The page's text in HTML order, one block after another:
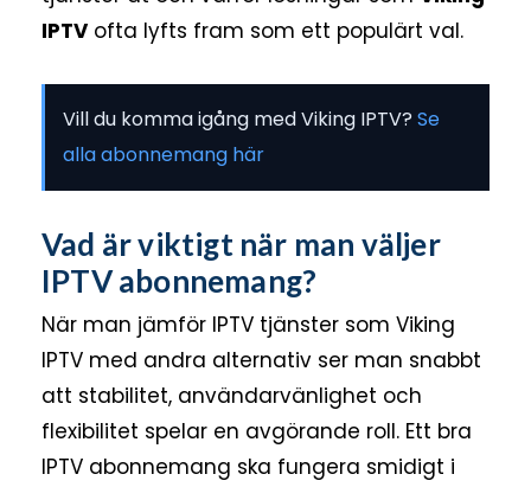
IPTV ofta lyfts fram som ett populärt val.
Vill du komma igång med Viking IPTV? Se
alla abonnemang här
Vad är viktigt när man väljer
IPTV abonnemang?
När man jämför IPTV tjänster som Viking
IPTV med andra alternativ ser man snabbt
att stabilitet, användarvänlighet och
flexibilitet spelar en avgörande roll. Ett bra
IPTV abonnemang ska fungera smidigt i